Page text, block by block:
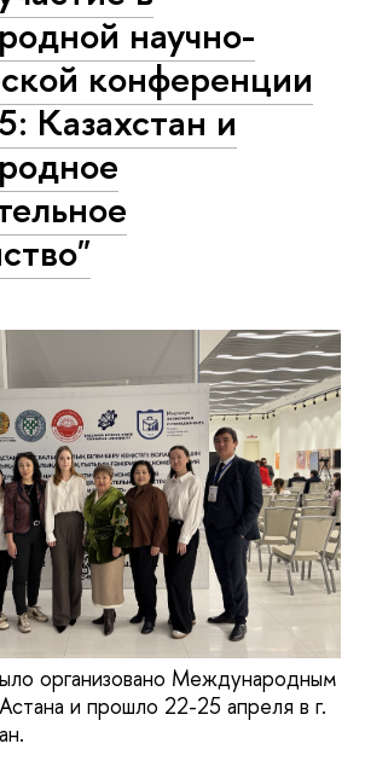
научно-
конференции
Казахстан и
организовано Международным
и прошло 22-25 апреля в г.